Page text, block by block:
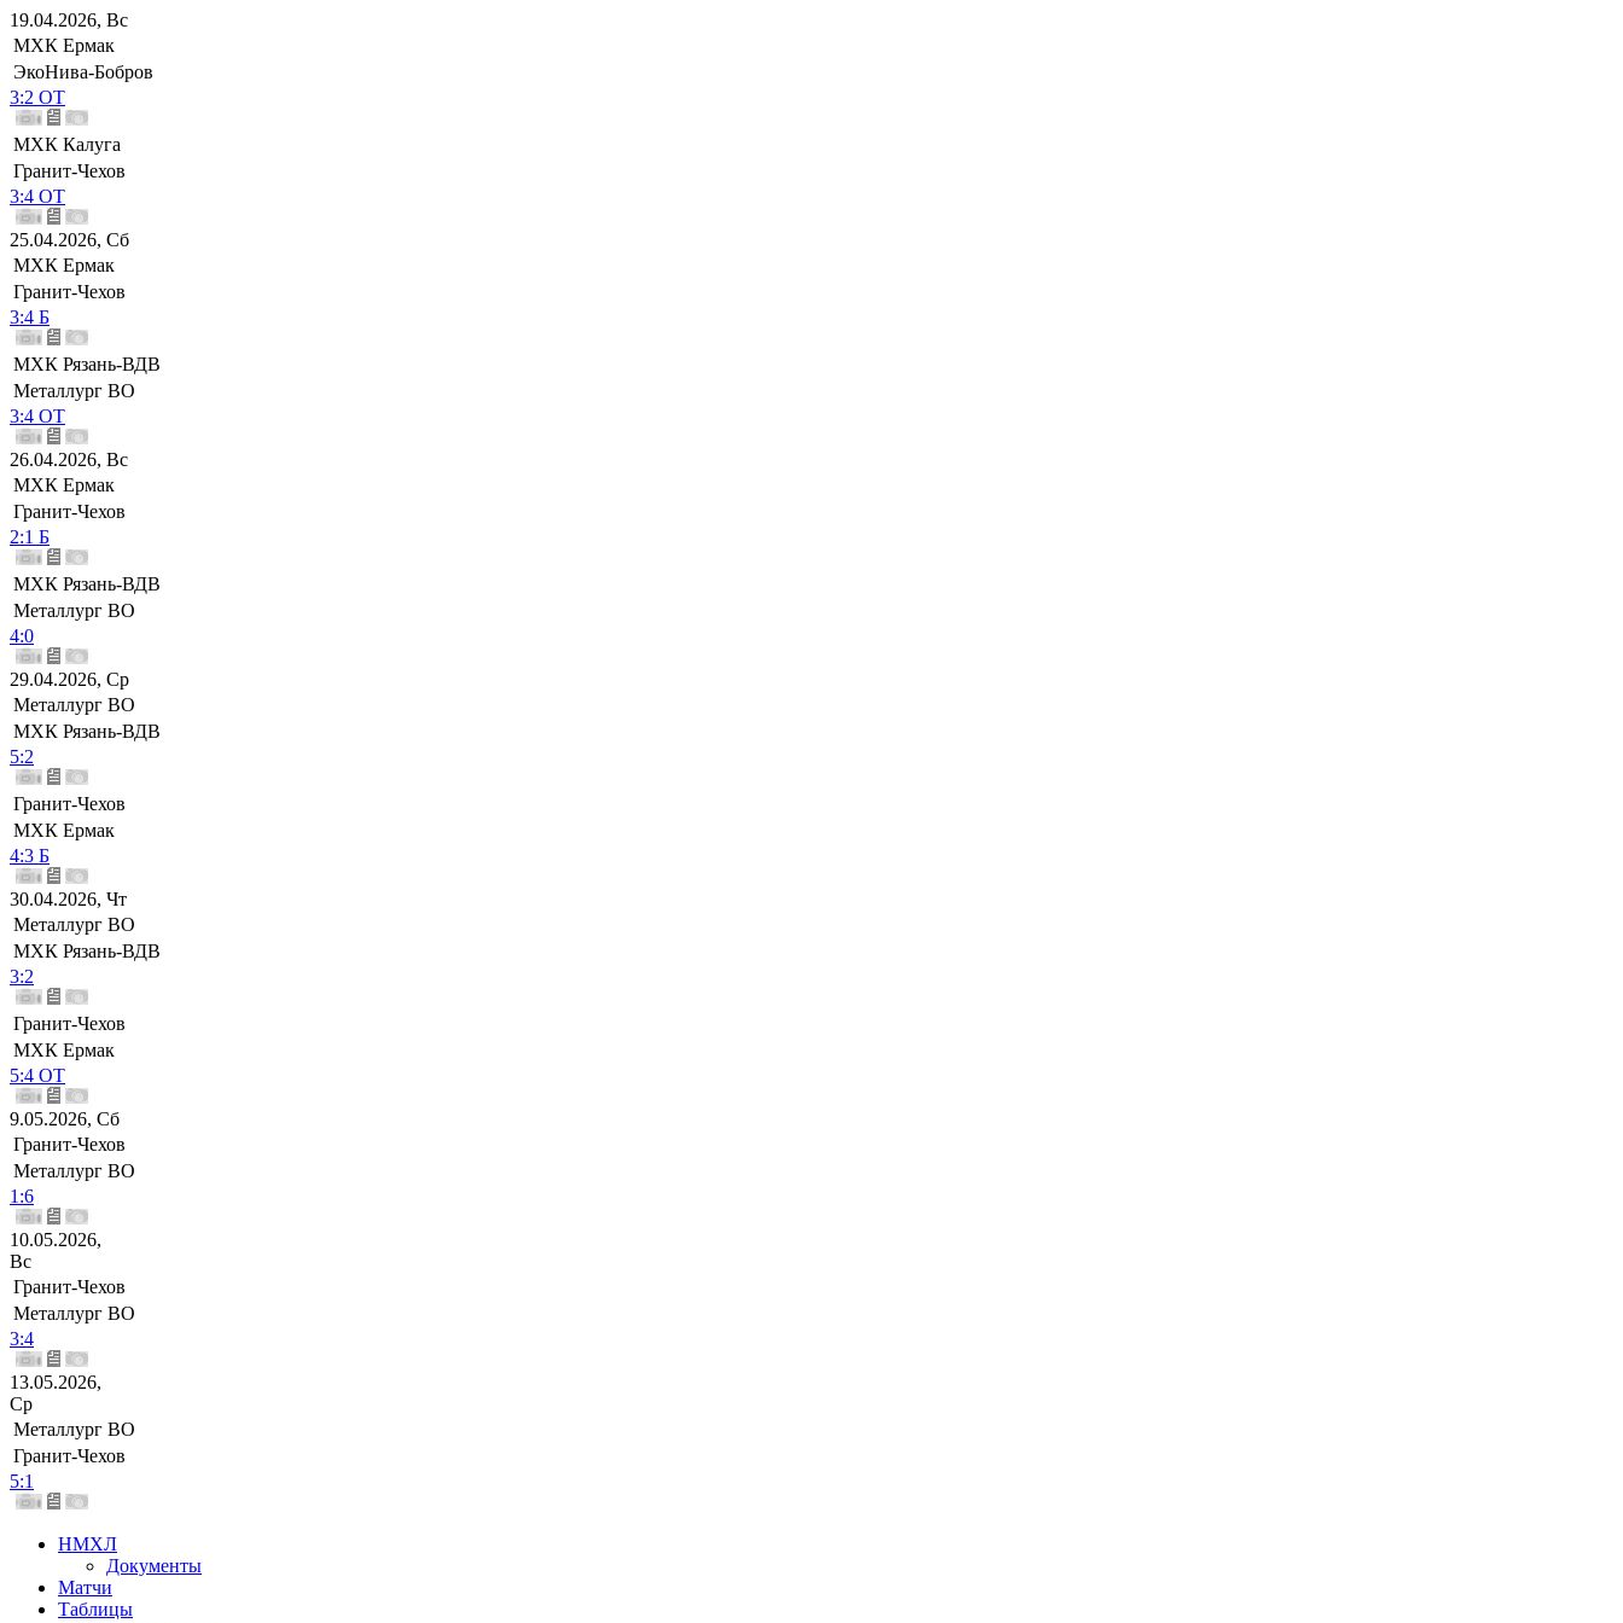
19.04.2026, Вс
МХК Ермак
ЭкоНива-Бобров
3:2 ОТ
МХК Калуга
Гранит-Чехов
3:4 ОТ
25.04.2026, Сб
МХК Ермак
Гранит-Чехов
3:4 Б
МХК Рязань-ВДВ
Металлург ВО
3:4 ОТ
26.04.2026, Вс
МХК Ермак
Гранит-Чехов
2:1 Б
МХК Рязань-ВДВ
Металлург ВО
4:0
29.04.2026, Ср
Металлург ВО
МХК Рязань-ВДВ
5:2
Гранит-Чехов
МХК Ермак
4:3 Б
30.04.2026, Чт
Металлург ВО
МХК Рязань-ВДВ
3:2
Гранит-Чехов
МХК Ермак
5:4 ОТ
9.05.2026, Сб
Гранит-Чехов
Металлург ВО
1:6
10.05.2026,
Вс
Гранит-Чехов
Металлург ВО
3:4
13.05.2026,
Ср
Металлург ВО
Гранит-Чехов
5:1
НМХЛ
Документы
Матчи
Таблицы